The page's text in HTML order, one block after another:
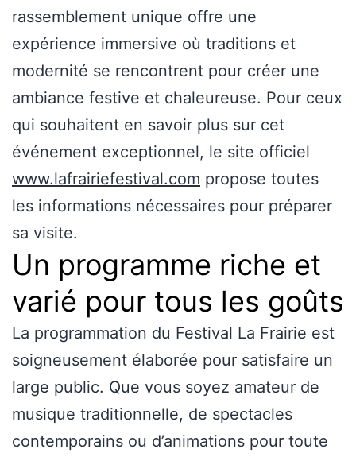
rassemblement unique offre une
expérience immersive où traditions et
modernité se rencontrent pour créer une
ambiance festive et chaleureuse. Pour ceux
qui souhaitent en savoir plus sur cet
événement exceptionnel, le site officiel
www.lafrairiefestival.com propose toutes
les informations nécessaires pour préparer
sa visite.
Un programme riche et
varié pour tous les goûts
La programmation du Festival La Frairie est
soigneusement élaborée pour satisfaire un
large public. Que vous soyez amateur de
musique traditionnelle, de spectacles
contemporains ou d’animations pour toute